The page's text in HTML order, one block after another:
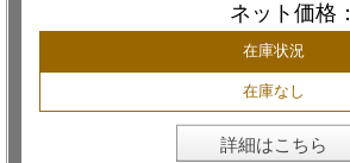
ネット価格：
在庫状況
在庫なし
詳細はこちら